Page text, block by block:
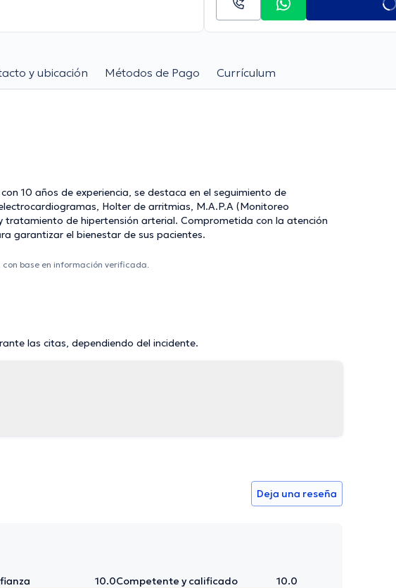
y ubicación Métodos de Pago Currículum
10 años de experiencia, se destaca en el seguimiento de
Holter de arritmias, M.A.P.A (Monitoreo
de hipertensión arterial. Comprometida con la atención
garantizar el bienestar de sus pacientes.
base en información verificada.
las citas, dependiendo del incidente.
Deja una reseña
10.0Competente y calificado
10.0